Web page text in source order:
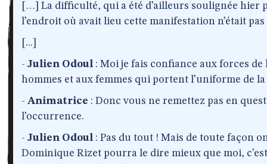
[…] La difficulté, qui a été d’ailleurs soulignée hier
l’endroit où avait lieu cette manifestation n’était
[...]
- Julien Odoul: Moi je fais confiance aux forces de
hommes et aux femmes qui portent l’uniforme de
- Animatrice : Donc vous ne remettez pas en
l’occurrence.
- Julien Odoul: Pas du tout ! Mais de toute façon
Dominique Rizet pourra le dire mieux que moi,